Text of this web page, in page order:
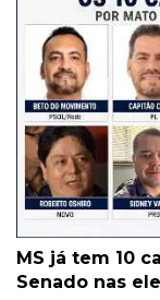
MS já tem 10
Senado nas